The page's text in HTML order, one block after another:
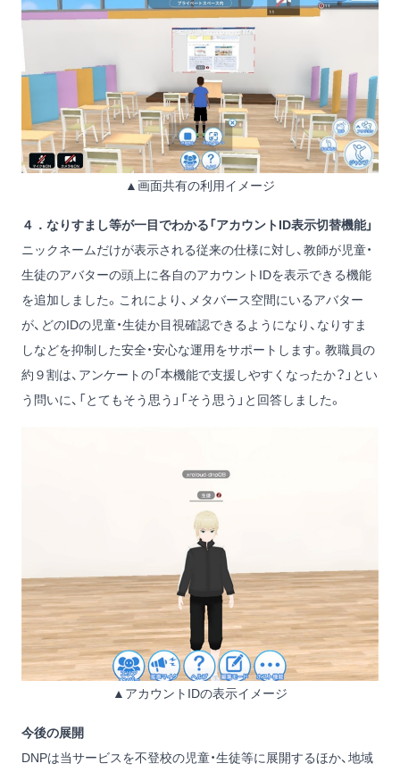
▲画面共有の利用イメージ
４．なりすまし等が一目でわかる「アカウントID表示切替機能」
ニックネームだけが表示される従来の仕様に対し、教師が児童・
生徒のアバターの頭上に各自のアカウントIDを表示できる機能
を追加しました。これにより、メタバース空間にいるアバター
が、どのIDの児童・生徒か目視確認できるようになり、なりすま
しなどを抑制した安全・安心な運用をサポートします。教職員の
約９割は、アンケートの「本機能で支援しやすくなったか？」とい
う問いに、「とてもそう思う」「そう思う」と回答しました。
▲アカウントIDの表示イメージ
今後の展開
DNPは当サービスを不登校の児童・生徒等に展開するほか、地域